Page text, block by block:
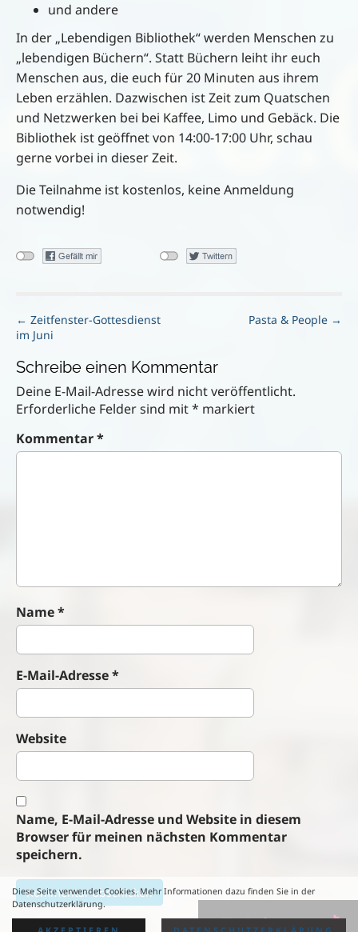
Diese Seite verwendet Cookies. Mehr Informationen dazu finden Sie in der
Datenschutzerklärung.
und andere
In der „Lebendigen Bibliothek“ werden Menschen zu
„lebendigen Büchern“. Statt Büchern leiht ihr euch
Menschen aus, die euch für 20 Minuten aus ihrem
Leben erzählen. Dazwischen ist Zeit zum Quatschen
und Netzwerken bei bei Kaffee, Limo und Gebäck. Die
Bibliothek ist geöffnet von 14:00-17:00 Uhr, schau
gerne vorbei in dieser Zeit.
Die Teilnahme ist kostenlos, keine Anmeldung
notwendig!
P
o
s
t
n
a
i
← Zeitfenster-Gottesdienst
im Juni
Pasta & People →
Schreibe einen Kommentar
Deine E-Mail-Adresse wird nicht veröffentlicht.
Erforderliche Felder sind mit* markiert
Kommentar*
Name*
E-Mail-Adresse*
Website
Name, E-Mail-Adresse und Website in diesem
Browser für meinen nächsten Kommentar
speichern.